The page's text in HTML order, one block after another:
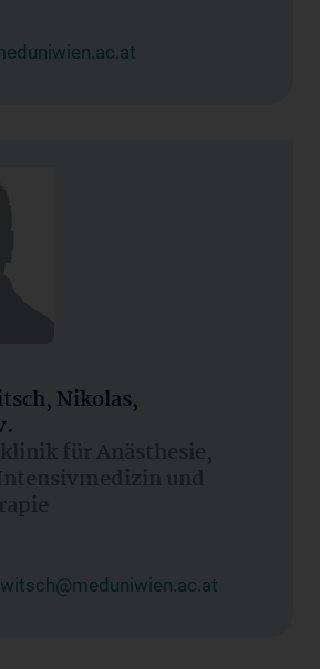
Nikolas,
für Anästhesie,
und